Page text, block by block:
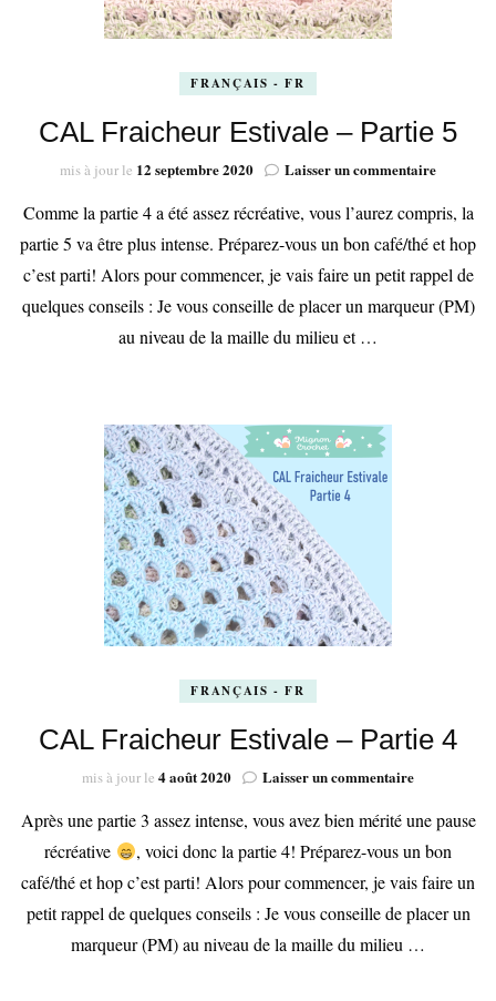
FRANÇAIS - FR
CAL Fraicheur Estivale – Partie 5
mis à jour le 12 septembre 2020 Laisser un commentairesur
Estivale
–
Partie
5
Comme la partie 4 a été assez récréative, vous l’aurez compris, la
partie 5 va être plus intense. Préparez-vous un bon café/thé et hop
c’est parti! Alors pour commencer, je vais faire un petit rappel de
quelques conseils : Je vous conseille de placer un marqueur (PM)
au niveau de la maille du milieu et …
FRANÇAIS - FR
CAL Fraicheur Estivale – Partie 4
mis à jour le 4 août 2020 Laisser un commentairesur
Fraicheur
Estivale
–
Partie
4
Après une partie 3 assez intense, vous avez bien mérité une pause
récréative
, voici donc la partie 4! Préparez-vous un bon
café/thé et hop c’est parti! Alors pour commencer, je vais faire un
petit rappel de quelques conseils : Je vous conseille de placer un
marqueur (PM) au niveau de la maille du milieu …